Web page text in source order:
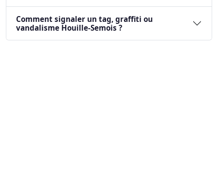
Comment signaler un tag, graffiti ou
vandalisme Houille-Semois ?